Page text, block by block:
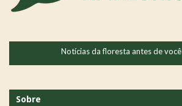
Notícias da floresta antes de
Sobre